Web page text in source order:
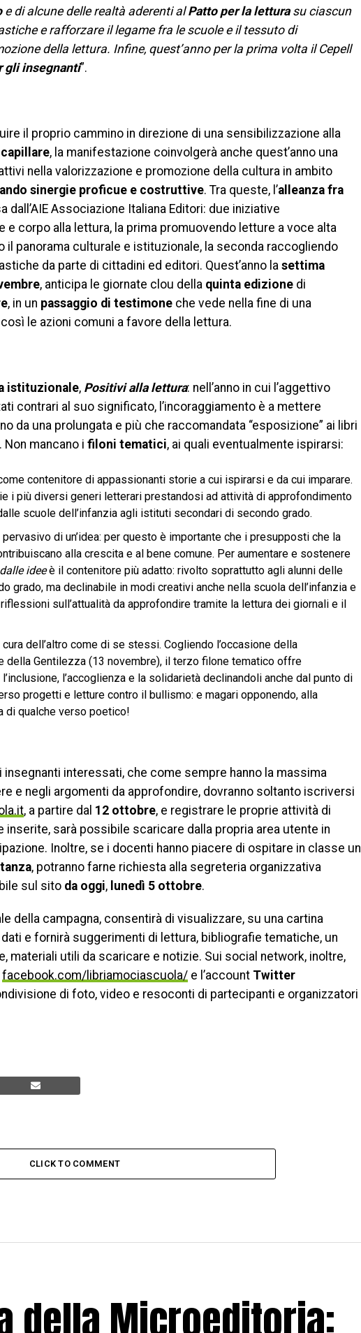
e di alcune delle realtà aderenti alPatto per la letturasu ciascun
e rafforzare il legame fra le scuole e il tessuto di
della lettura. Infine, quest’anno per la prima volta il Cepell
gli insegnanti”.
il proprio cammino in direzione di una sensibilizzazione alla
capillare, la manifestazione coinvolgerà anche quest’anno una
nella valorizzazione e promozione della cultura in ambito
sinergie proficue e costruttive. Tra queste, l’alleanza fra
dall’AIE Associazione Italiana Editori: due iniziative
e corpo alla lettura, la prima promuovendo letture a voce alta
panorama culturale e istituzionale, la seconda raccogliendo
da parte di cittadini ed editori. Quest’anno la settima
, anticipa le giornate clou della quinta edizione di
, in un passaggio di testimone che vede nella fine di una
le azioni comuni a favore della lettura.
istituzionale, Positivi alla lettura: nell’anno in cui l’aggettivo
contrari al suo significato, l’incoraggiamento è a mettere
da una prolungata e più che raccomandata “esposizione” ai libri
mancano i filoni tematici, ai quali eventualmente ispirarsi:
contenitore di appassionanti storie a cui ispirarsi e da cui imparare.
i più diversi generi letterari prestandosi ad attività di approfondimento
scuole dell’infanzia agli istituti secondari di secondo grado.
di un’idea: per questo è importante che i presupposti che la
alla crescita e al bene comune. Per aumentare e sostenere
ideeè il contenitore più adatto: rivolto soprattutto agli alunni delle
grado, ma declinabile in modi creativi anche nella scuola dell’infanzia e
sull’attualità da approfondire tramite la lettura dei giornali e il
dell’altro come di se stessi. Cogliendo l’occasione della
della Gentilezza (13 novembre), il terzo filone tematico offre
l’accoglienza e la solidarietà declinandoli anche dal punto di
progetti e letture contro il bullismo: e magari opponendo, alla
di qualche verso poetico!
interessati, che come sempre hanno la massima
e negli argomenti da approfondire, dovranno soltanto iscriversi
, a partire dal 12 ottobre, e registrare le proprie attività di
inserite, sarà possibile scaricare dalla propria area utente in
Inoltre, se i docenti hanno piacere di ospitare in classe un
, potranno farne richiesta alla segreteria organizzativa
sul sito da oggi, lunedì 5 ottobre.
della campagna, consentirà di visualizzare, su una cartina
e fornirà suggerimenti di lettura, bibliografie tematiche, un
materiali utili da scaricare e notizie. Sui social network, inoltre,
facebook.com/libriamociascuola/ e l’account Twitter
di foto, video e resoconti di partecipanti e organizzatori
CLICK TO COMMENT
della Microeditoria: